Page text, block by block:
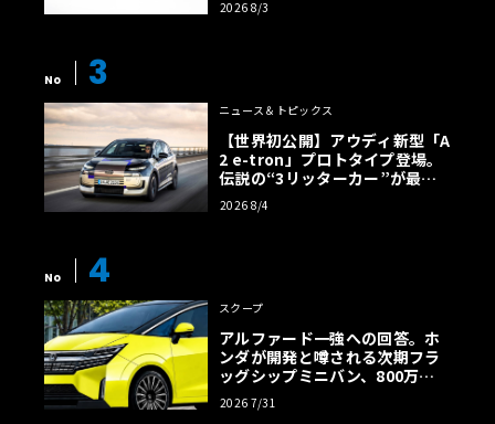
2026 8/3
No 3
ニュース＆トピックス
【世界初公開】アウディ新型「A
2 e-tron」プロトタイプ登場。
伝説の“3リッターカー”が最高
効率エントリーBEVとして復活
【画像38枚】
2026 8/4
No 4
スクープ
アルファード一強への回答。ホ
ンダが開発と噂される次期フラ
ッグシップミニバン、800万円
超の勝算【予想CG】
2026 7/31